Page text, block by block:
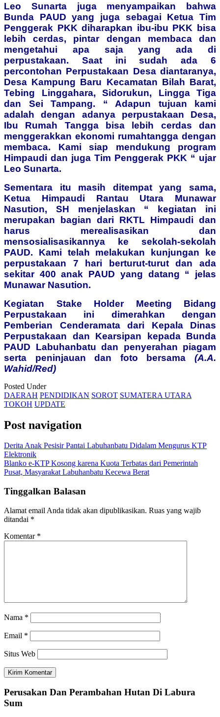
Leo Sunarta juga menyampaikan bahwa
Bunda PAUD yang juga sebagai Ketua Tim
Penggerak PKK diharapkan ibu-ibu PKK bisa
lebih cerdas, pintar dengan membaca dan
mengetahui apa saja yang ada di
perpustakaan. Saat ini sudah ada 6
percontohan Perpustakaan Desa diantaranya,
Desa Kampung Baru Kecamatan Bilah Barat,
Tebing Linggahara, Sidorukun, Lingga Tiga
dan Sei Tampang. “ Adapun tujuan kami
adalah dengan adanya perpustakaan Desa,
Ibu Rumah Tangga bisa lebih cerdas dan
menggerakkan ekonomi rumahtangga dengan
membaca. Kami siap mendukung program
Himpaudi dan juga Tim Penggerak PKK “ ujar
Leo Sunarta.
Sementara itu masih ditempat yang sama,
Ketua Himpaudi Rantau Utara Munawar
Nasution, SH menjelaskan “ kegiatan ini
merupakan bagian dari RKTL Himpaudi dan
harus merealisasikan dan
mensosialisasikannya ke sekolah-sekolah
PAUD. Kami telah melakukan kunjungan ke
perpustakaan 7 hari berturut-turut dan ada
sekitar 400 anak PAUD yang datang “ jelas
Munawar Nasution.
Kegiatan Stake Holder Meeting Bidang
Perpustakaan ini dimerahkan dengan
Pemberian Cenderamata dari Kepala Dinas
Perpustakaan dan Kearsipan kepada Bunda
PAUD Labuhanbatu dan penyerahan piagam
serta peninjauan dan foto bersama (A.A.
Wahid/Red)
Posted Under
DAERAH PENDIDIKAN SOROT SUMATERA UTARA
TOKOH UPDATE
Post navigation
Derita Anak Pesisir Pantai Labuhanbatu Didalam Mengurus KTP
Elektronik
Blanko e-KTP Kosong karena Kuota Terbatas dari Pemerintah
Pusat, Masyarakat Labuhanbatu Kecewa Berat
Tinggalkan Balasan
Alamat email Anda tidak akan dipublikasikan. Ruas yang wajib
ditandai *
Komentar *
Nama *
Email *
Situs Web
Perusakan Dan Perambahan Hutan Di Labura
Sum